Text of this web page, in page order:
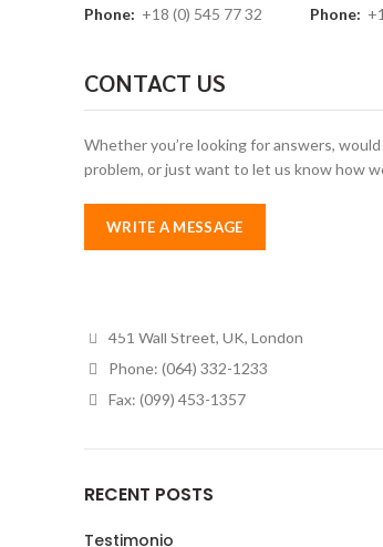
Phone: +18 (0) 545 77 32
Phone:
CONTACT US
Whether you’re looking for answers,
problem, or just want to let us know how
WRITE A MESSAGE
Contact Us
Condimentum adipiscing vel neque dis nam
451 Wall Street, UK, London
Phone: (064) 332-1233
Fax: (099) 453-1357
RECENT POSTS
Testimonio